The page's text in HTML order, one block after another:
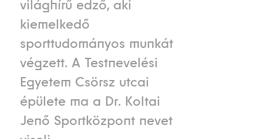
világhírű edző, aki
kiemelkedő
sporttudományos munkát
végzett. A Testnevelési
Egyetem Csörsz utcai
épülete ma a Dr. Koltai
Jenő Sportközpont nevet